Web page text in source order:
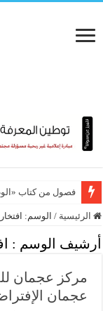
فصول من كتاب
الرئيسية / الوسم:
أرشيف الوسم :
مركز عجمان
عجمان